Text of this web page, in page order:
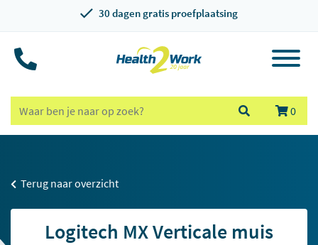
30 dagen gratis proefplaatsing
0
Terug naar overzicht
Logitech MX Verticale muis